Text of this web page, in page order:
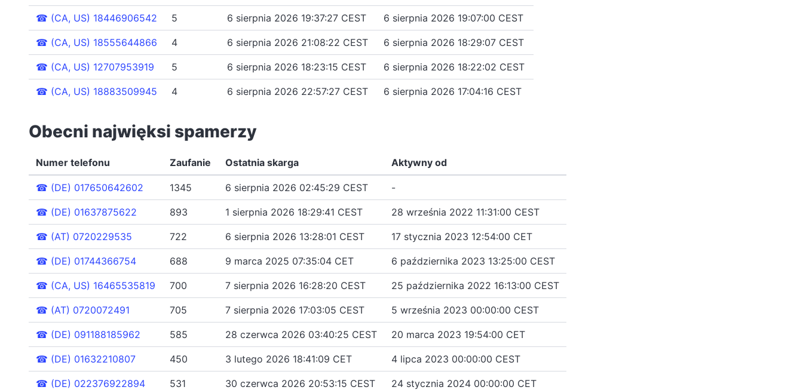
☎ (CA, US) 18446906542 5 6 sierpnia 2026 19:37:27 CEST 6 sierpnia 2026 19:07:00 CEST
☎ (CA, US) 18555644866 4 6 sierpnia 2026 21:08:22 CEST 6 sierpnia 2026 18:29:07 CEST
☎ (CA, US) 12707953919 5 6 sierpnia 2026 18:23:15 CEST 6 sierpnia 2026 18:22:02 CEST
☎ (CA, US) 18883509945 4 6 sierpnia 2026 22:57:27 CEST 6 sierpnia 2026 17:04:16 CEST
Obecni najwięksi spamerzy
Numer telefonu Zaufanie Ostatnia skarga Aktywny od
☎ (DE) 017650642602 1345 6 sierpnia 2026 02:45:29 CEST -
☎ (DE) 01637875622 893 1 sierpnia 2026 18:29:41 CEST 28 września 2022 11:31:00 CEST
☎ (AT) 0720229535 722 6 sierpnia 2026 13:28:01 CEST 17 stycznia 2023 12:54:00 CET
☎ (DE) 01744366754 688 9 marca 2025 07:35:04 CET 6 października 2023 13:25:00 CEST
☎ (CA, US) 16465535819 700 7 sierpnia 2026 16:28:20 CEST 25 października 2022 16:13:00 CEST
☎ (AT) 0720072491 705 7 sierpnia 2026 17:03:05 CEST 5 września 2023 00:00:00 CEST
☎ (DE) 091188185962 585 28 czerwca 2026 03:40:25 CEST 20 marca 2023 19:54:00 CET
☎ (DE) 01632210807 450 3 lutego 2026 18:41:09 CET 4 lipca 2023 00:00:00 CEST
☎ (DE) 022376922894 531 30 czerwca 2026 20:53:15 CEST 24 stycznia 2024 00:00:00 CET